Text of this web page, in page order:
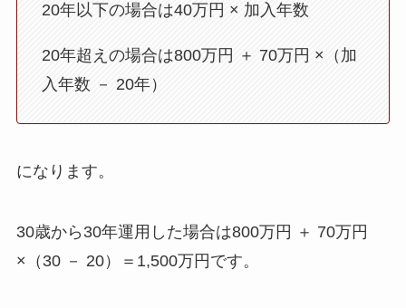
20年以下の場合は40万円 × 加入年数
20年超えの場合は800万円 ＋ 70万円 ×（加
入年数 － 20年）
になります。
30歳から30年運用した場合は800万円 ＋ 70万円
×（30 － 20）＝1,500万円です。